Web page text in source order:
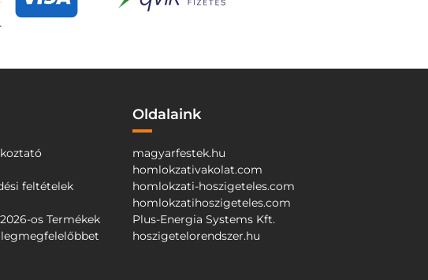
feltételek
os Termékek
Oldalaink
magyarfestek.hu
homlokzativakolat.com
homlokzati-hoszigeteles.com
homlokzatihoszigeteles.com
Plus-Energia Systems Kft.
hoszigetelorendszer.hu